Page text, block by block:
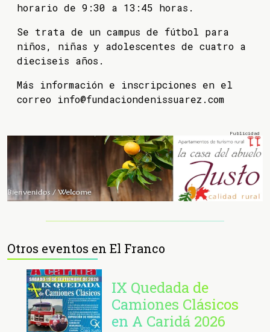
horario de 9:30 a 13:45 horas.
Se trata de un campus de fútbol para
niños, niñas y adolescentes de cuatro a
dieciseis años.
Más información e inscripciones en el
correo info@fundaciondenissuarez.com
Otros eventos en El Franco
IX Quedada de
Camiones Clásicos
en A Caridá 2026